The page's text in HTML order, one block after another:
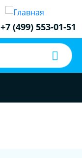
+7 (499) 553-01-51